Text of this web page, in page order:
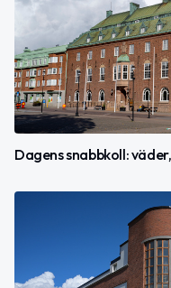
Dagens snabbkoll: